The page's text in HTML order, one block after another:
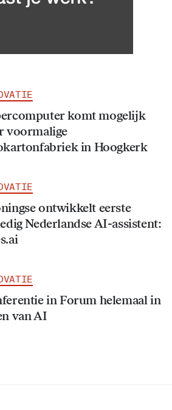
Data en
komt mogelijk
voormalige
in Hoogkerk
ontwikkelt eerste
Nederlandse AI-assistent:
in Forum helemaal in
van AI